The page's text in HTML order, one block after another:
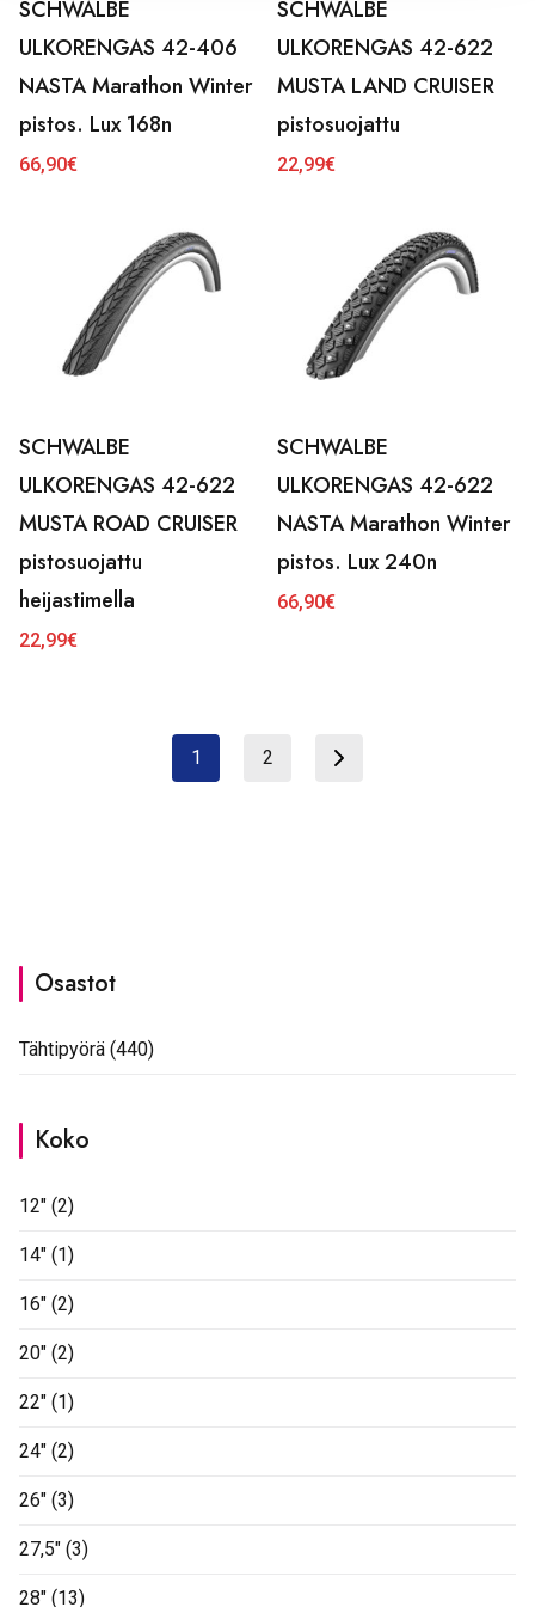
SCHWALBE
ULKORENGAS 42-406
NASTA Marathon Winter
pistos. Lux 168n
66,90€
SCHWALBE
ULKORENGAS 42-622
MUSTA LAND CRUISER
pistosuojattu
22,99€
SCHWALBE
ULKORENGAS 42-622
MUSTA ROAD CRUISER
pistosuojattu
heijastimella
22,99€
SCHWALBE
ULKORENGAS 42-622
NASTA Marathon Winter
pistos. Lux 240n
66,90€
1 2
Osastot
Tähtipyörä (440)
Koko
12" (2)
14" (1)
16" (2)
20" (2)
22" (1)
24" (2)
26" (3)
27,5" (3)
28" (13)